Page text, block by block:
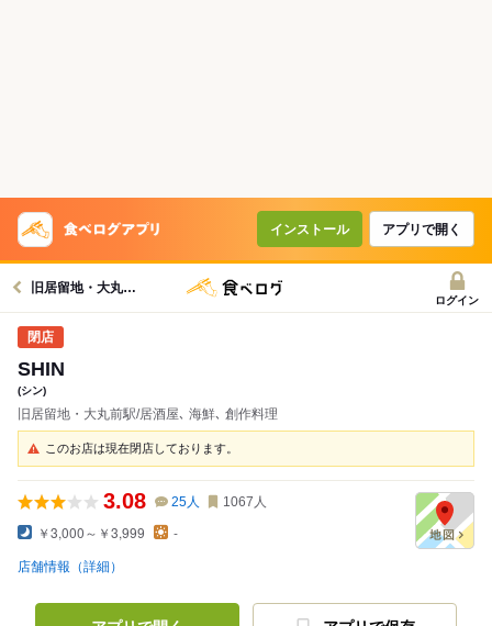
インストール アプリで開く
旧居留地・大丸前駅グルメへ
ログイン
SHIN
(シン)
旧居留地・大丸前駅/居酒屋､ 海鮮､ 創作料理
このお店は現在閉店しております。
3.08 25人 1067 人
￥3,000～￥3,999 -
店舗情報（詳細）